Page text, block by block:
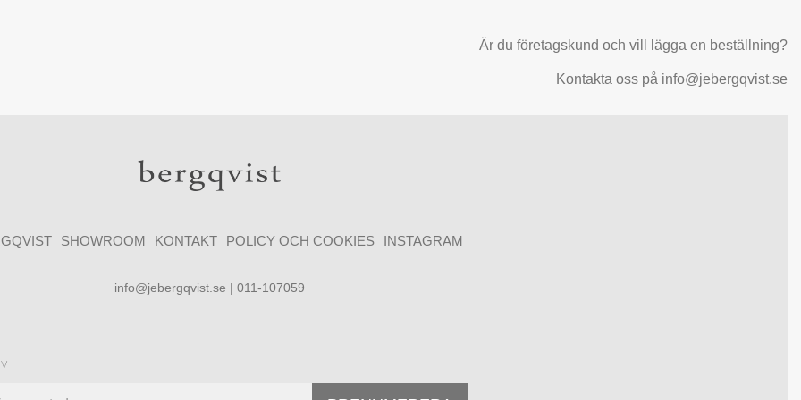
Är du företagskund och vill lägga en beställning?
Kontakta oss på info@jebergqvist.se
SHOWROOM KONTAKT POLICY OCH COOKIES INSTAGRAM
info@jebergqvist.se | 011-107059